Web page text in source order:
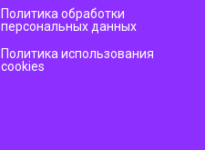
Политика обработки
персональных данных
Политика использования
cookies